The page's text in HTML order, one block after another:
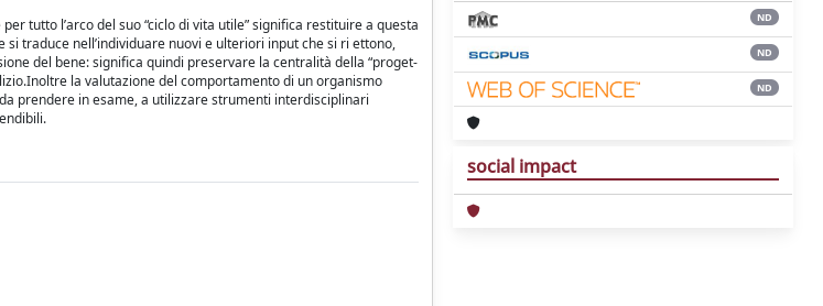
tutto l’arco del suo “ciclo di vita utile” significa restituire a questa
traduce nell’individuare nuovi e ulteriori input che si ri ettono,
del bene: significa quindi preservare la centralità della “proget-
la valutazione del comportamento di un organismo
prendere in esame, a utilizzare strumenti interdisciplinari
ND
ND
ND
social impact